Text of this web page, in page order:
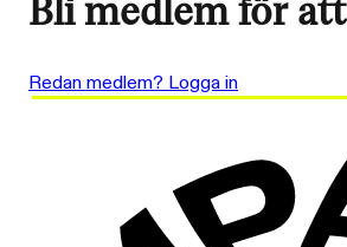
Bli medlem för
Redan medlem? Logga in